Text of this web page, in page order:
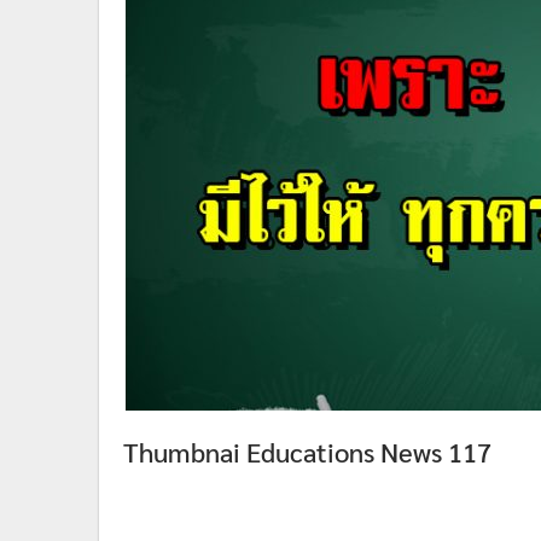
Thumbnai Educations News 117